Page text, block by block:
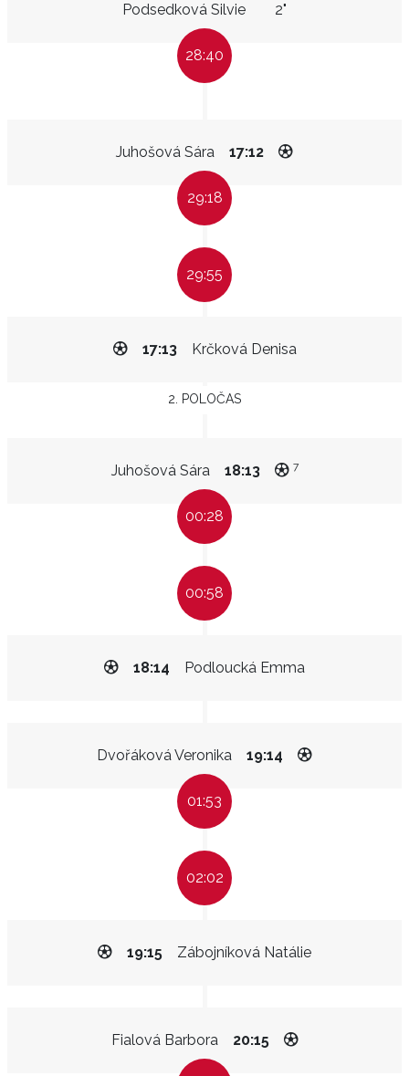
Podsedková Silvie 2"
28:40
Juhošová Sára 17:12
29:18
29:55
Krčková Denisa
17:13
2. POLOČAS
Juhošová Sára 18:13 7
00:28
00:58
Podloucká Emma
18:14
Dvořáková Veronika 19:14
01:53
02:02
Zábojníková Natálie
19:15
Fialová Barbora 20:15